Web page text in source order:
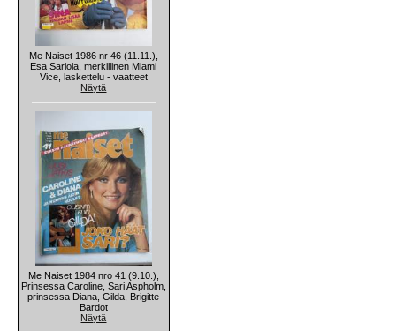
Me Naiset 1986 nr 46 (11.11.),
Esa Sariola, merkillinen Miami
Vice, laskettelu - vaatteet
Näytä
Me Naiset 1984 nro 41 (9.10.),
Prinsessa Caroline, Sari Aspholm,
prinsessa Diana, Gilda, Brigitte
Bardot
Näytä